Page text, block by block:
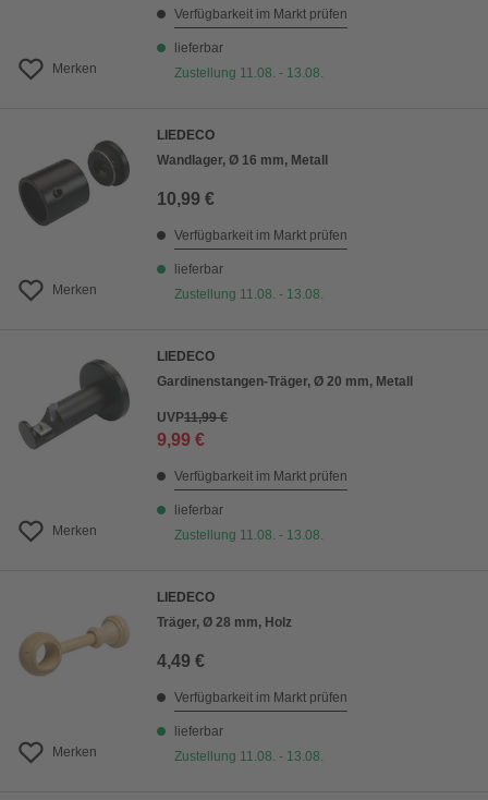
Merken
Verfügbarkeit im Markt prüfen
lieferbar
Zustellung 11.08. - 13.08.
Merken
LIEDECO
Wandlager, Ø 16 mm, Metall
10,99 €
Verfügbarkeit im Markt prüfen
lieferbar
Zustellung 11.08. - 13.08.
Merken
LIEDECO
Gardinenstangen-Träger, Ø 20 mm, Metall
UVP11,99 €
9,99 €
Verfügbarkeit im Markt prüfen
lieferbar
Zustellung 11.08. - 13.08.
Merken
LIEDECO
Träger, Ø 28 mm, Holz
4,49 €
Verfügbarkeit im Markt prüfen
lieferbar
Zustellung 11.08. - 13.08.